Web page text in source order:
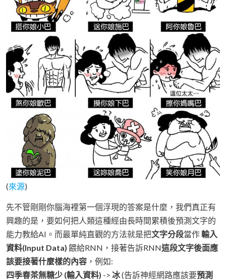
(來源)
先不管剛剛你腦海裡第一個浮現的答案是什麼，我們真正有
興趣的是，要如何把人類這種經由長時間累積後預測文字的
能力教給AI。而最單純直觀的方法就是把文字分段當作輸入
資料(Input Data) 餵給RNN，接著告訴RNN這段文字後面應
該要接著什麼樣的內容 ，例如:
四季春茶無糖少 (輸入資料) -> 冰(告訴神經網路應該要預測